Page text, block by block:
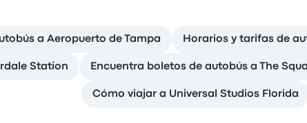
a Aeropuerto de Tampa Horarios y tarifas de
Station Encuentra boletos de autobús a The
Cómo viajar a Universal Studios Florida